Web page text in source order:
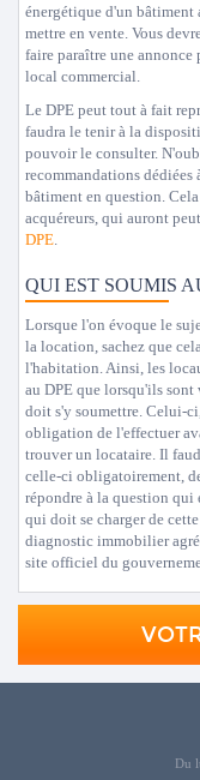
énergétique d'un bâtiment
mettre en vente. Vous
faire paraître une annonce
local commercial.
Le DPE peut tout à fait
faudra le tenir à la
pouvoir le consulter.
recommandations dédiées
bâtiment en question.
acquéreurs, qui auront
DPE.
QUI EST SOUMIS
Lorsque l'on évoque le
la location, sachez que
l'habitation. Ainsi, les
au DPE que lorsqu'ils
doit s'y soumettre. Celui-
obligation de l'effectuer
trouver un locataire. Il
celle-ci obligatoirement,
répondre à la question qui
qui doit se charger de
diagnostic immobilier
site officiel du
Du